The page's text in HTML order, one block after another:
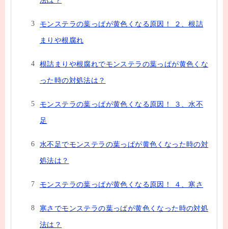
モンステラの葉っぱが黄色くなる原因！ ２、根詰
まりや根腐れ
根詰まりや根腐れでモンステラの葉っぱが黄色くな
った時の対処法は？
モンステラの葉っぱが黄色くなる原因！ ３、水不
足
水不足でモンステラの葉っぱが黄色くなった時の対
処法は？
モンステラの葉っぱが黄色くなる原因！ ４、寒さ
寒さでモンステラの葉っぱが黄色くなった時の対処
法は？